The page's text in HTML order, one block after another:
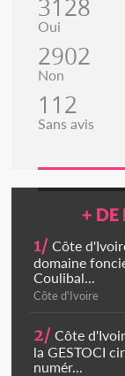
3128
Oui
2902
Non
112
Sans avis
+ DE
1/ Côte
domaine
Coulibal...
Côte d'Ivoire
2/ Côte
la GESTOCI
numér...